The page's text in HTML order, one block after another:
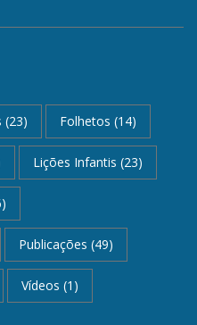
(23) Folhetos (14)
Lições Infantis (23)
Publicações (49)
Vídeos (1)